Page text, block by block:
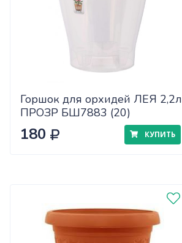
Горшок для орхидей ЛЕЯ 2,2л
ПРОЗР БШ7883 (20)
180 КУПИТЬ